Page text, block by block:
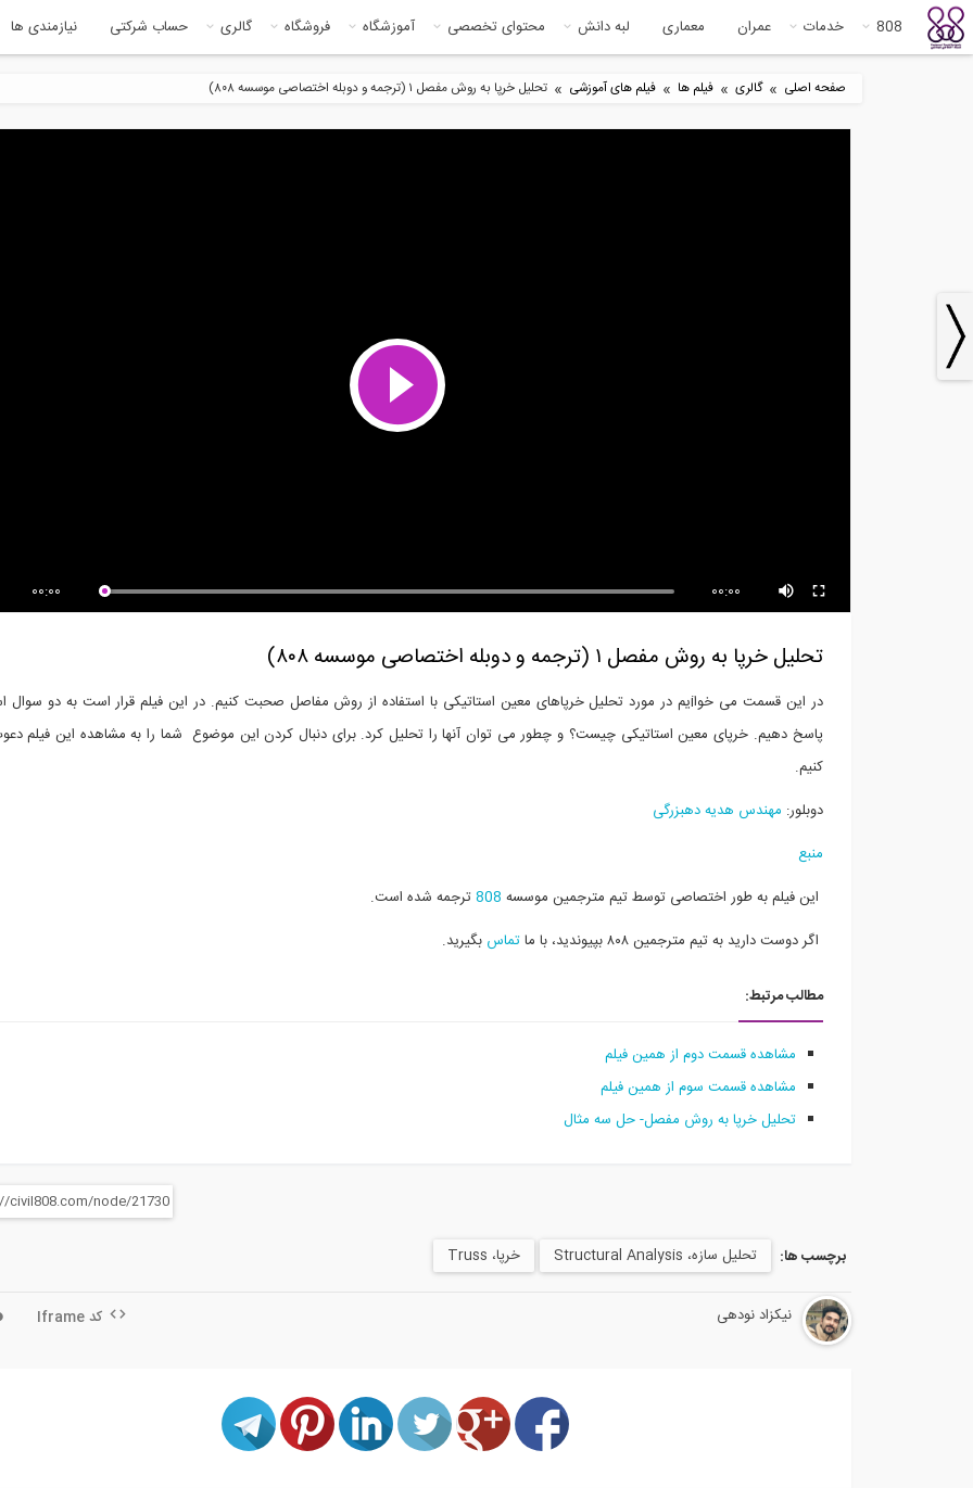
808 خدمات عمران معماری لبه دانش محتوای تخصصی آموزشگاه فروشگاه گالری حساب شرکتی نیازمندی ها
صفحه اصلی » گالری » فیلم ها » فیلم های آموزشی » تحلیل خرپا به روش مفصل ۱ (ترجمه و دوبله اختصاصی موسسه ۸۰۸)
00:00 00:00
تحلیل خرپا به روش مفصل ۱ (ترجمه و دوبله اختصاصی موسسه ۸۰۸)
در این قسمت می خواiیم در مورد تحلیل خرپاهای معین استاتیکی با استفاده از روش مفاصل صحبت کنیم.
در این فیلم قرار است به دو سوال
پاسخ دهیم. خرپای معین استاتیکی چیست؟ و چطور می توان آنها را تحلیل کرد. برای دنبال کردن این موضوع شما را به مشاهده این فیلم
کنیم.
دوبلور: مهندس هدیه دهبزرگی
منبع
این فیلم به طور اختصاصی توسط تیم مترجمین موسسه 808ترجمه شده است.
اگر دوست دارید به تیم مترجمین ۸۰۸ بپیوندید، با ما
تماس بگیرید.
مطالب مرتبط:
مشاهده قسمت دوم از همین فیلم
مشاهده قسمت سوم از همین فیلم
تحلیل خرپا به روش مفصل- حل سه مثال
برچسب ها: تحلیل سازه، Structural Analysis خرپا، Truss
نیکزاد نودهی کد Iframe